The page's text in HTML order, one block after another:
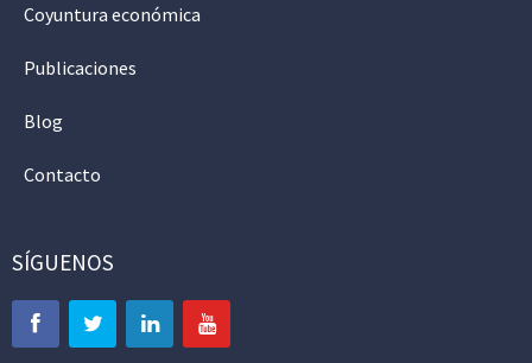
Coyuntura económica
Publicaciones
Blog
Contacto
SÍGUENOS